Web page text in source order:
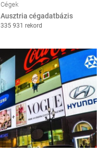
Cégek
Ausztria cégadatbázis
335 931 rekord